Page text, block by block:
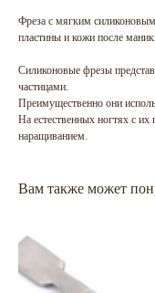
Фреза с мягким
пластины и кожи после
Силиконовые фрезы
частицами.
Преимущественно они
На естественных ногтях с
наращиванием.
Вам также может